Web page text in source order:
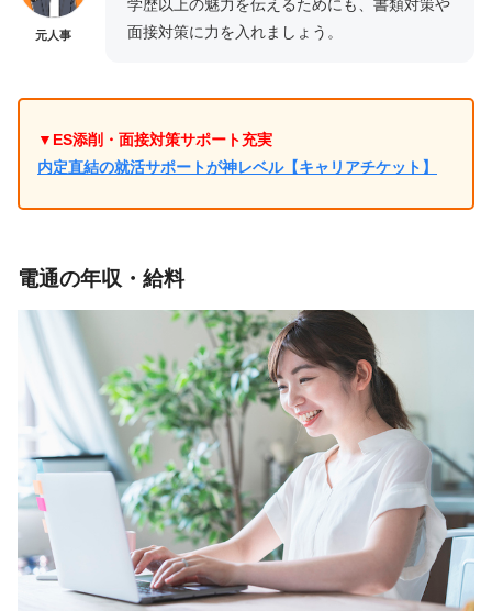
元人事
学歴以上の魅力を伝えるためにも、書類対策や
面接対策に力を入れましょう。
▼ES添削・面接対策サポート充実
内定直結の就活サポートが神レベル【キャリアチケット】
電通の年収・給料